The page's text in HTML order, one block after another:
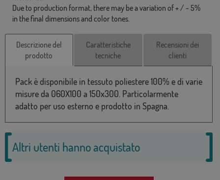
Due to production format, there may be a variation of + / - 5%
in the final dimensions and color tones.
Descrizione del
prodotto
Caratteristiche
tecniche
Recensioni dei
clienti
Pack è disponibile in tessuto poliestere 100% e di varie
misure da 060X100 a 150x300. Particolarmente
adatto per uso esterno e prodotto in Spagna.
Altri utenti hanno acquistato